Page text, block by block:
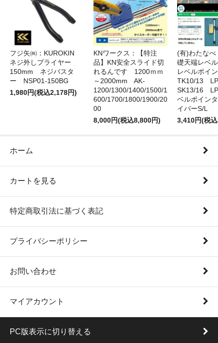
フジ矢㈱：KUROKIN
ネジ外しプライヤー
150mm ネジバスタ
ー NSP01-150BG
1,980円(税込2,178円)
KNワークス：【特注
品】KN安全スライド切
れるんです 1200ｍｍ
～2000mm AK-
1200/1300/1400/1500/1
600/1700/1800/1900/20
00
8,000円(税込8,800円)
(有)わたな
礎天端レベ
レベルポイ
TK10/13
SK13/16
ベルポイン
イバーS/L
3,410円(税
ホーム
カートを見る
特定商取引法に基づく表記
プライバシーポリシー
お問い合わせ
マイアカウント
PC版表示に切り替える